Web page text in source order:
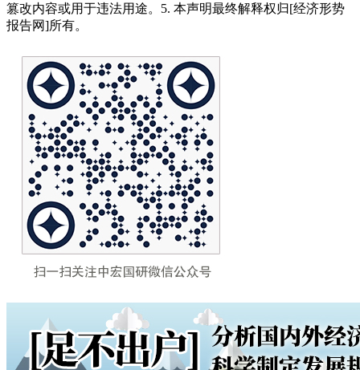
篡改内容或用于违法用途。5. 本声明最终解释权归[经济形势
报告网]所有。